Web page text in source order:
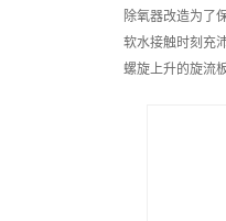
除氧器改造为了
软水接触时刻
螺旋上升的旋